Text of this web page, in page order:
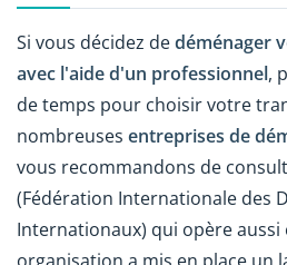
Si vous décidez dedéménager
avec l'aide d'un professionnel,
de temps pour choisir votre
nombreuses entreprises de
vous recommandons de
(Fédération Internationale des
Internationaux) qui opère aussi